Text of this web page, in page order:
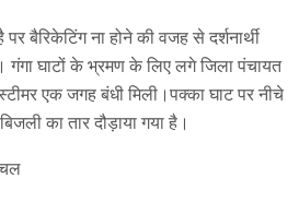
बैरिकेटिंग ना होने की वजह से दर्शनार्थी
गंगा घाटों के भ्रमण के लिए लगे जिला पंचायत
एक जगह बंधी मिली।पक्का घाट पर नीचे
का तार दौड़ाया गया है।